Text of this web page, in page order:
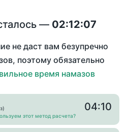
— 02:12:06
не даст вам безупречно
поэтому обязательно
время намазов
этот метод расчета?
04:10